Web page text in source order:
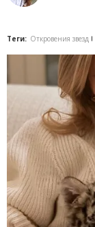
Теги: Откровения звезд